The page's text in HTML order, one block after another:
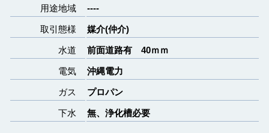
用途地域 ----
取引態様 媒介(仲介)
水道 前面道路有 40ｍｍ
電気 沖縄電力
ガス プロパン
下水 無、浄化槽必要